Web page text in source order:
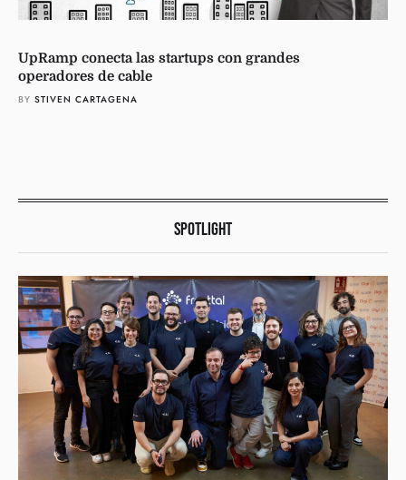
UpRamp conecta las startups con grandes
operadores de cable
BY STIVEN CARTAGENA
SPOTLIGHT